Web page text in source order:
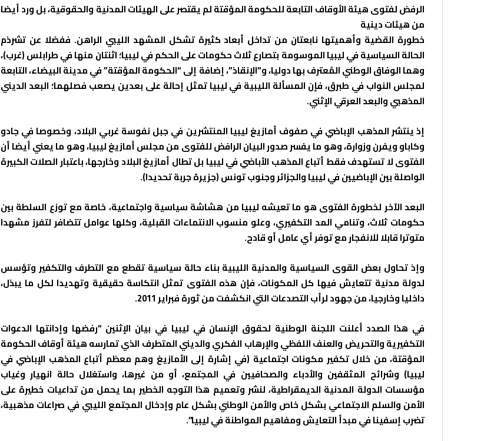
الرفض لفتوى هيئة الأوقاف التابعة للحكومة المؤقتة لم يقتصر على الهيئات المدنية والحقوقية، بل ورد أيضا
من هيئات دينية
خطورة القضية وأهميتها نابعتان من تداخل أبعاد كثيرة تشكل المشهد الليبي الراهن. ففضلا عن تشرذم
الحالة السياسية في ليبيا الموسومة بتصارع ثلاث حكومات على الحكم في ليبيا؛ اثنتان منها في طرابلس (غرب)،
وهما الوفاق الوطني المُعترف بها دوليا، و”الإنقاذ”، إضافة إلى “الحكومة المؤقتة” في مدينة البيضاء، التابعة
لمجلس النواب في طبرق، فإن المسألة الليبية في ليبيا تمثل إحالة على بعدين يصعب فصلهما؛ البعد الديني
المذهبي والبعد العرقي الإثني.
إذ ينتشر المذهب الإباضي في صفوف أمازيغ ليبيا المنتشرين في جبل نفوسة غربي البلاد، وخصوصا في جادو
وكاباو ويفرن وزوارة، وهو ما يفسر صدور البيان الرافض للفتوى من مجلس أمازيغ ليبيا، وهو ما يعني أيضا أن
الفتوى لا تستهدف فقط أتباع المذهب الأباضي في ليبيا بل تطال أمازيغ البلاد وخارجها، باعتبار الصلات الكبيرة
الواصلة بين الإباضيين في ليبيا والجزائر وجنوب تونس (جزيرة جربة تحديدا).
البعد الآخر لخطورة الفتوى هو ما تعيشه ليبيا من هشاشة سياسية واجتماعية، خاصة مع توزع السلطة بين
حكومات ثلاث، وتنامي المد التكفيري، وعلو منسوب الانتماءات القبلية، وكلها عوامل تتضافر لتفرز مشهدا
متوترا قابلا للانفجار مع توفر أي عامل أو قادح.
وإذ تحاول بعض القوى السياسية والمدنية الليبية بناء حالة سياسية تقطع مع التطرف والتكفير وتؤسس
لدولة مدنية تتعايش فيها كل المكونات، فإن هذه الفتوى تمثل انتكاسة حقيقية وتهديدا لكل ما يبذل،
داخليا وخارجيا، من جهود لرأب التصدعات التي انكشفت من ثورة فبراير 2011.
في هذا الصدد أعلنت اللجنة الوطنية لحقوق الإنسان في ليبيا في بيان الإثنين “رفضها وإدانتها الدعوات
التكفيرية والتحريض والعنف اللفظي والإرهاب الفكري والديني المتطرف الذي تمارسه هيئة أوقاف الحكومة
المؤقتة، من خلال تكفير مكونات اجتماعية (في إشارة إلى الأمازيغ وهم معظم أتباع المذهب الإباضي في
ليبيا) وشرائح المثقفين والأدباء والصحافيين في المجتمع، أو من غيرها، واستغلال حالة انهيار وغياب
مؤسسات الدولة المدنية الديمقراطية، لنشر وتعميم هذا التوجه الخطير بما يحمل من تداعيات خطيرة على
الأمن والسلم الاجتماعي بشكل خاص والأمن الوطني بشكل عام وإدخال المجتمع الليبي في صراعات مذهبية،
تضرب إسفينا في مبدأ التعايش ومفاهيم المواطنة في ليبيا”.